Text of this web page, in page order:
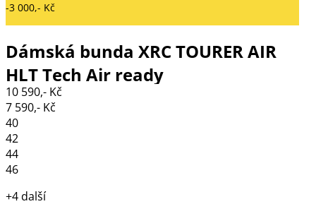
-3 000,- Kč
Dámská bunda XRC TOURER AIR
HLT Tech Air ready
black/turquoise
10 590,- Kč
7 590,- Kč
40
42
44
46
+4 další